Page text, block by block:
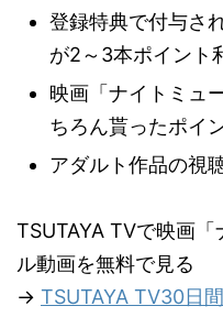
登録特典で付与さ
が2～3本ポイント
映画「ナイトミュ
ちろん貰ったポイ
アダルト作品の視
TSUTAYA TVで映画
ル動画を無料で見る
→ TSUTAYA TV30日